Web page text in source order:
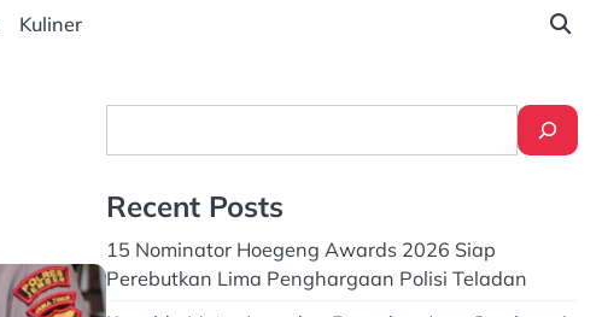
Kuliner
Recent Posts
15 Nominator Hoegeng Awards 2026 Siap
Perebutkan Lima Penghargaan Polisi Teladan